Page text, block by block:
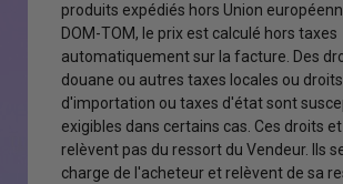
produits expédiés hors Union
DOM-TOM, le prix est calculé hors taxes
automatiquement sur la facture. Des
douane ou autres taxes locales ou droits
d'importation ou taxes d'état sont
exigibles dans certains cas. Ces droits
relèvent pas du ressort du Vendeur. Ils
charge de l'acheteur et relèvent de sa